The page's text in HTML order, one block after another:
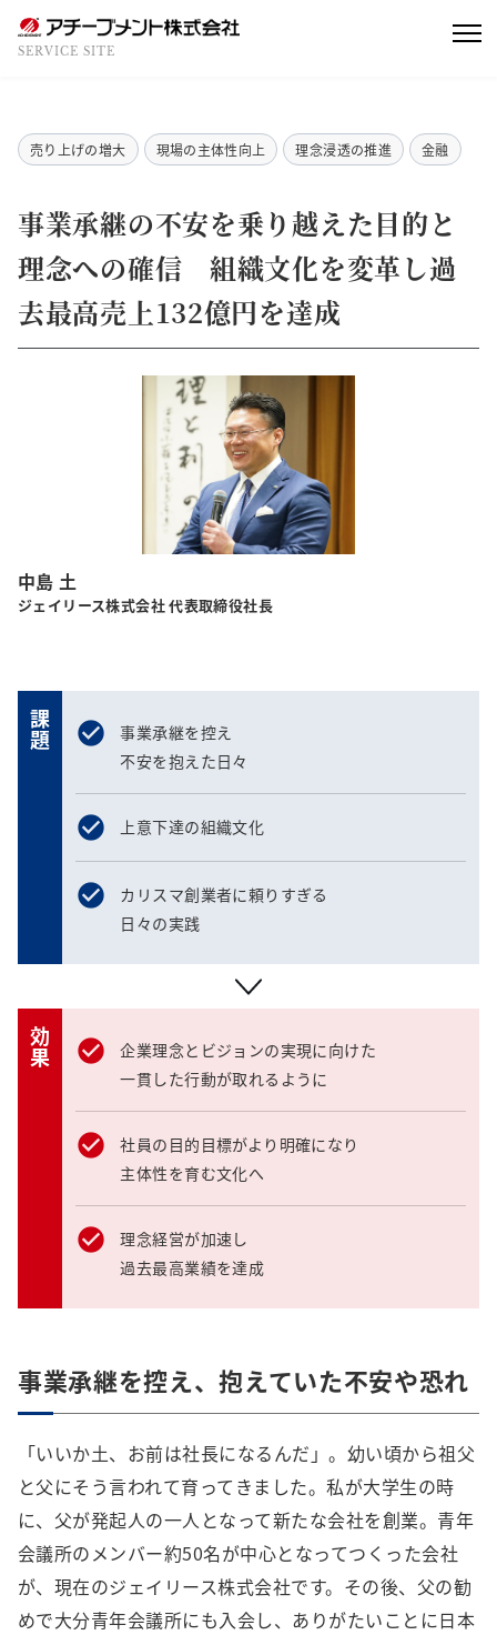
SERVICE SITE
売り上げの増大 現場の主体性向上 理念浸透の推進 金融
事業承継の不安を乗り越えた目的と
理念への確信 組織文化を変革し過
去最高売上132億円を達成
中島 土
ジェイリース株式会社 代表取締役社長
課題
事業承継を控え
不安を抱えた日々
上意下達の組織文化
カリスマ創業者に頼りすぎる
日々の実践
効果
企業理念とビジョンの実現に向けた
一貫した行動が取れるように
社員の目的目標がより明確になり
主体性を育む文化へ
理念経営が加速し
過去最高業績を達成
事業承継を控え、抱えていた不安や恐れ
「いいか土、お前は社長になるんだ」。幼い頃から祖父
と父にそう言われて育ってきました。私が大学生の時
に、父が発起人の一人となって新たな会社を創業。青年
会議所のメンバー約50名が中心となってつくった会社
が、現在のジェイリース株式会社です。その後、父の勧
めで大分青年会議所にも入会し、ありがたいことに日本